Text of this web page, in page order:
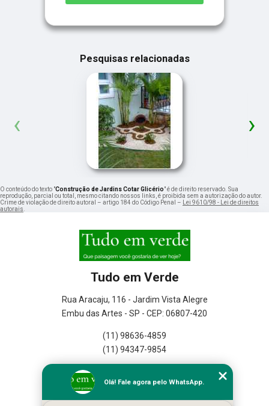
Pesquisas relacionadas
‹ ›
O conteúdo do texto "Construção de Jardins Cotar Glicério" é de direito reservado. Sua
reprodução, parcial ou total, mesmo citando nossos links, é proibida sem a autorização do autor.
Crime de violação de direito autoral – artigo 184 do Código Penal – Lei 9610/98 - Lei de direitos
autorais.
Tudo em Verde
Rua Aracaju, 116 - Jardim Vista Alegre
Embu das Artes - SP - CEP: 06807-420
(11) 98636-4859
(11) 94347-9854
Empresa
Missão
Olá! Fale agora pelo WhatsApp.